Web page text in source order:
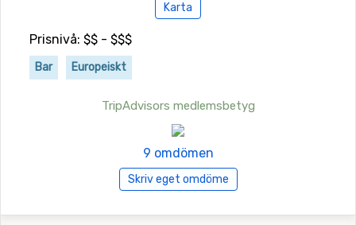
Karta
Prisnivå: $$ - $$$
Bar Europeiskt
TripAdvisors medlemsbetyg
9 omdömen
Skriv eget omdöme